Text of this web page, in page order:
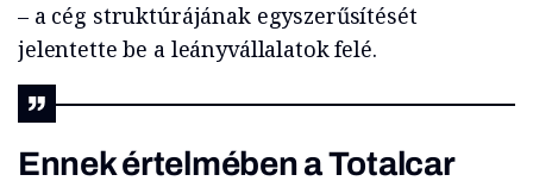
– a cég struktúrájának egyszerűsítését
jelentette be a leányvállalatok felé.
Ennek értelmében a Totalcar